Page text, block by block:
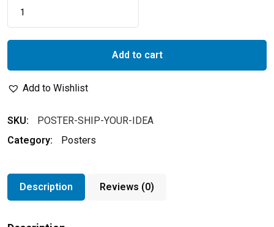
Add to cart
Add to Wishlist
SKU:
POSTER-SHIP-YOUR-IDEA
Category:
Posters
Description Reviews (0)